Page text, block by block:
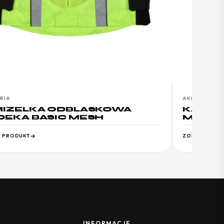
ODBLASKOWA
BASIC MESH
AKCESORIA
ZOBACZ